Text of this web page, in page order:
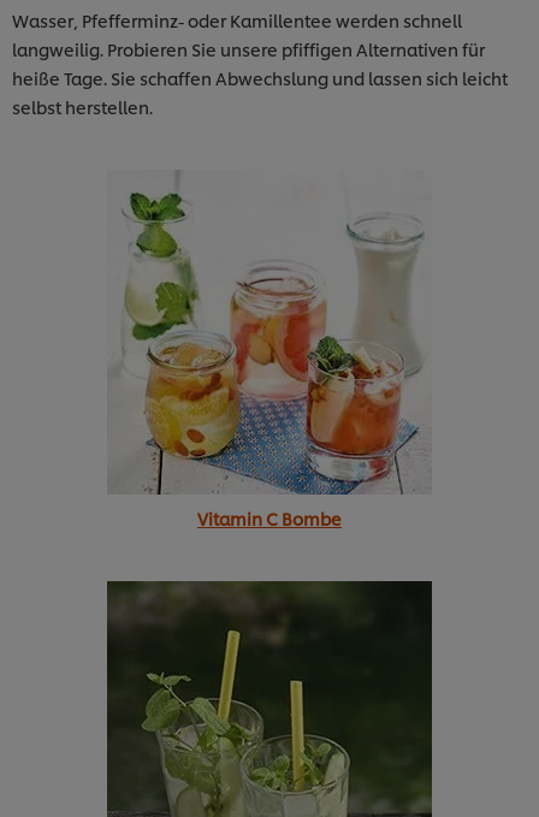
Wasser, Pfefferminz- oder Kamillentee werden schnell
langweilig. Probieren Sie unsere pfiffigen Alternativen für
heiße Tage. Sie schaffen Abwechslung und lassen sich leicht
selbst herstellen.
Vitamin C Bombe